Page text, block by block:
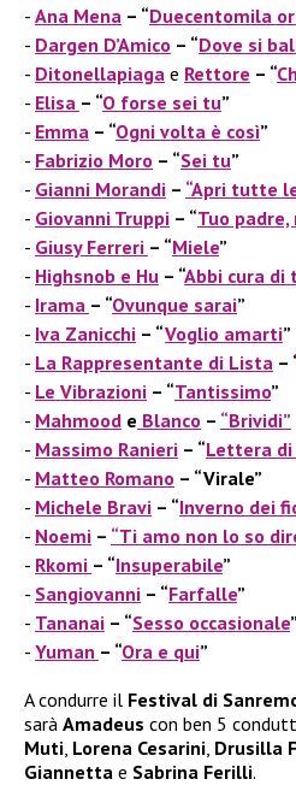
Ana Mena – “Duecentomila
Dargen D’Amico – “Dove si
Ditonellapiaga e Rettore – “
Elisa – “O forse sei tu”
Emma – “Ogni volta è così”
Fabrizio Moro – “Sei tu”
Gianni Morandi – “Apri tutte
Giovanni Truppi – “Tuo padre,
Giusy Ferreri – “Miele”
Highsnob e Hu – “Abbi cura di
Irama – “Ovunque sarai”
Iva Zanicchi – “Voglio amarti”
La Rappresentante di Lista –
Le Vibrazioni – “Tantissimo”
Mahmood e Blanco – “Brividi”
Massimo Ranieri – “Lettera
Matteo Romano – “Virale”
Michele Bravi – “Inverno dei
Noemi – “Ti amo non lo so
Rkomi – “Insuperabile”
Sangiovanni – “Farfalle”
Tananai – “Sesso occasionale”
Yuman – “Ora e qui”
A condurre il Festival di
sarà Amadeus con ben 5
Muti Lorena Cesarini Drusilla
Giannetta e Sabrina Ferilli.